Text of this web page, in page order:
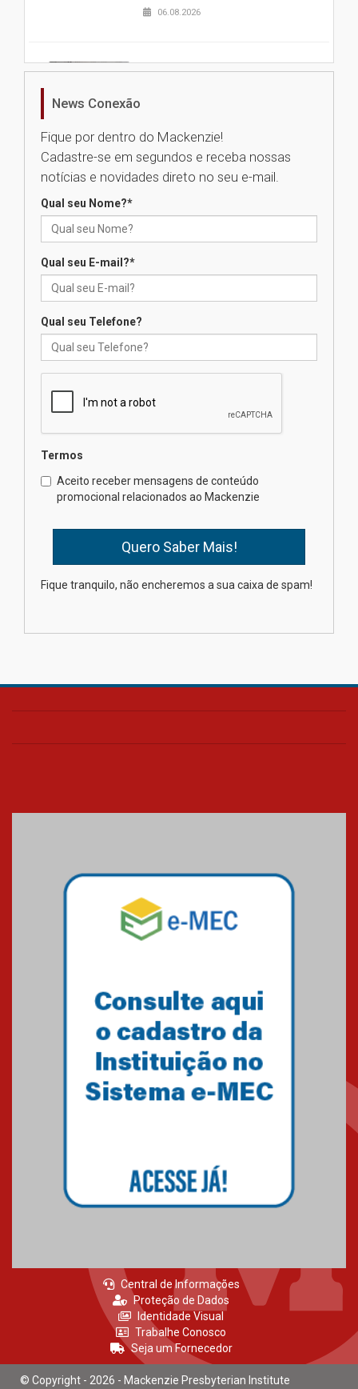
06.08.2026
Nova apresentação do Centro
Universidade Mackenzie
realizará nova edição da Feira
das novas tecnologias em
calouros do segundo semestre
04.08.2026
Brasília prepara seus
estudantes para o PAS antes
mesmo do Ensino Médio
na educação dos filhos além da
News Conexão
Fique por dentro do Mackenzie!
Cadastre-se em segundos e receba nossas
notícias e novidades direto no seu e-mail.
Qual seu Nome?*
Qual seu E-mail?*
Qual seu Telefone?
Termos
Aceito receber mensagens de conteúdo
promocional relacionados ao Mackenzie
Fique tranquilo, não encheremos a sua caixa de spam!
Central de Informações
Proteção de Dados
Identidade Visual
Trabalhe Conosco
Seja um Fornecedor
© Copyright - 2026 - Mackenzie Presbyterian Institute